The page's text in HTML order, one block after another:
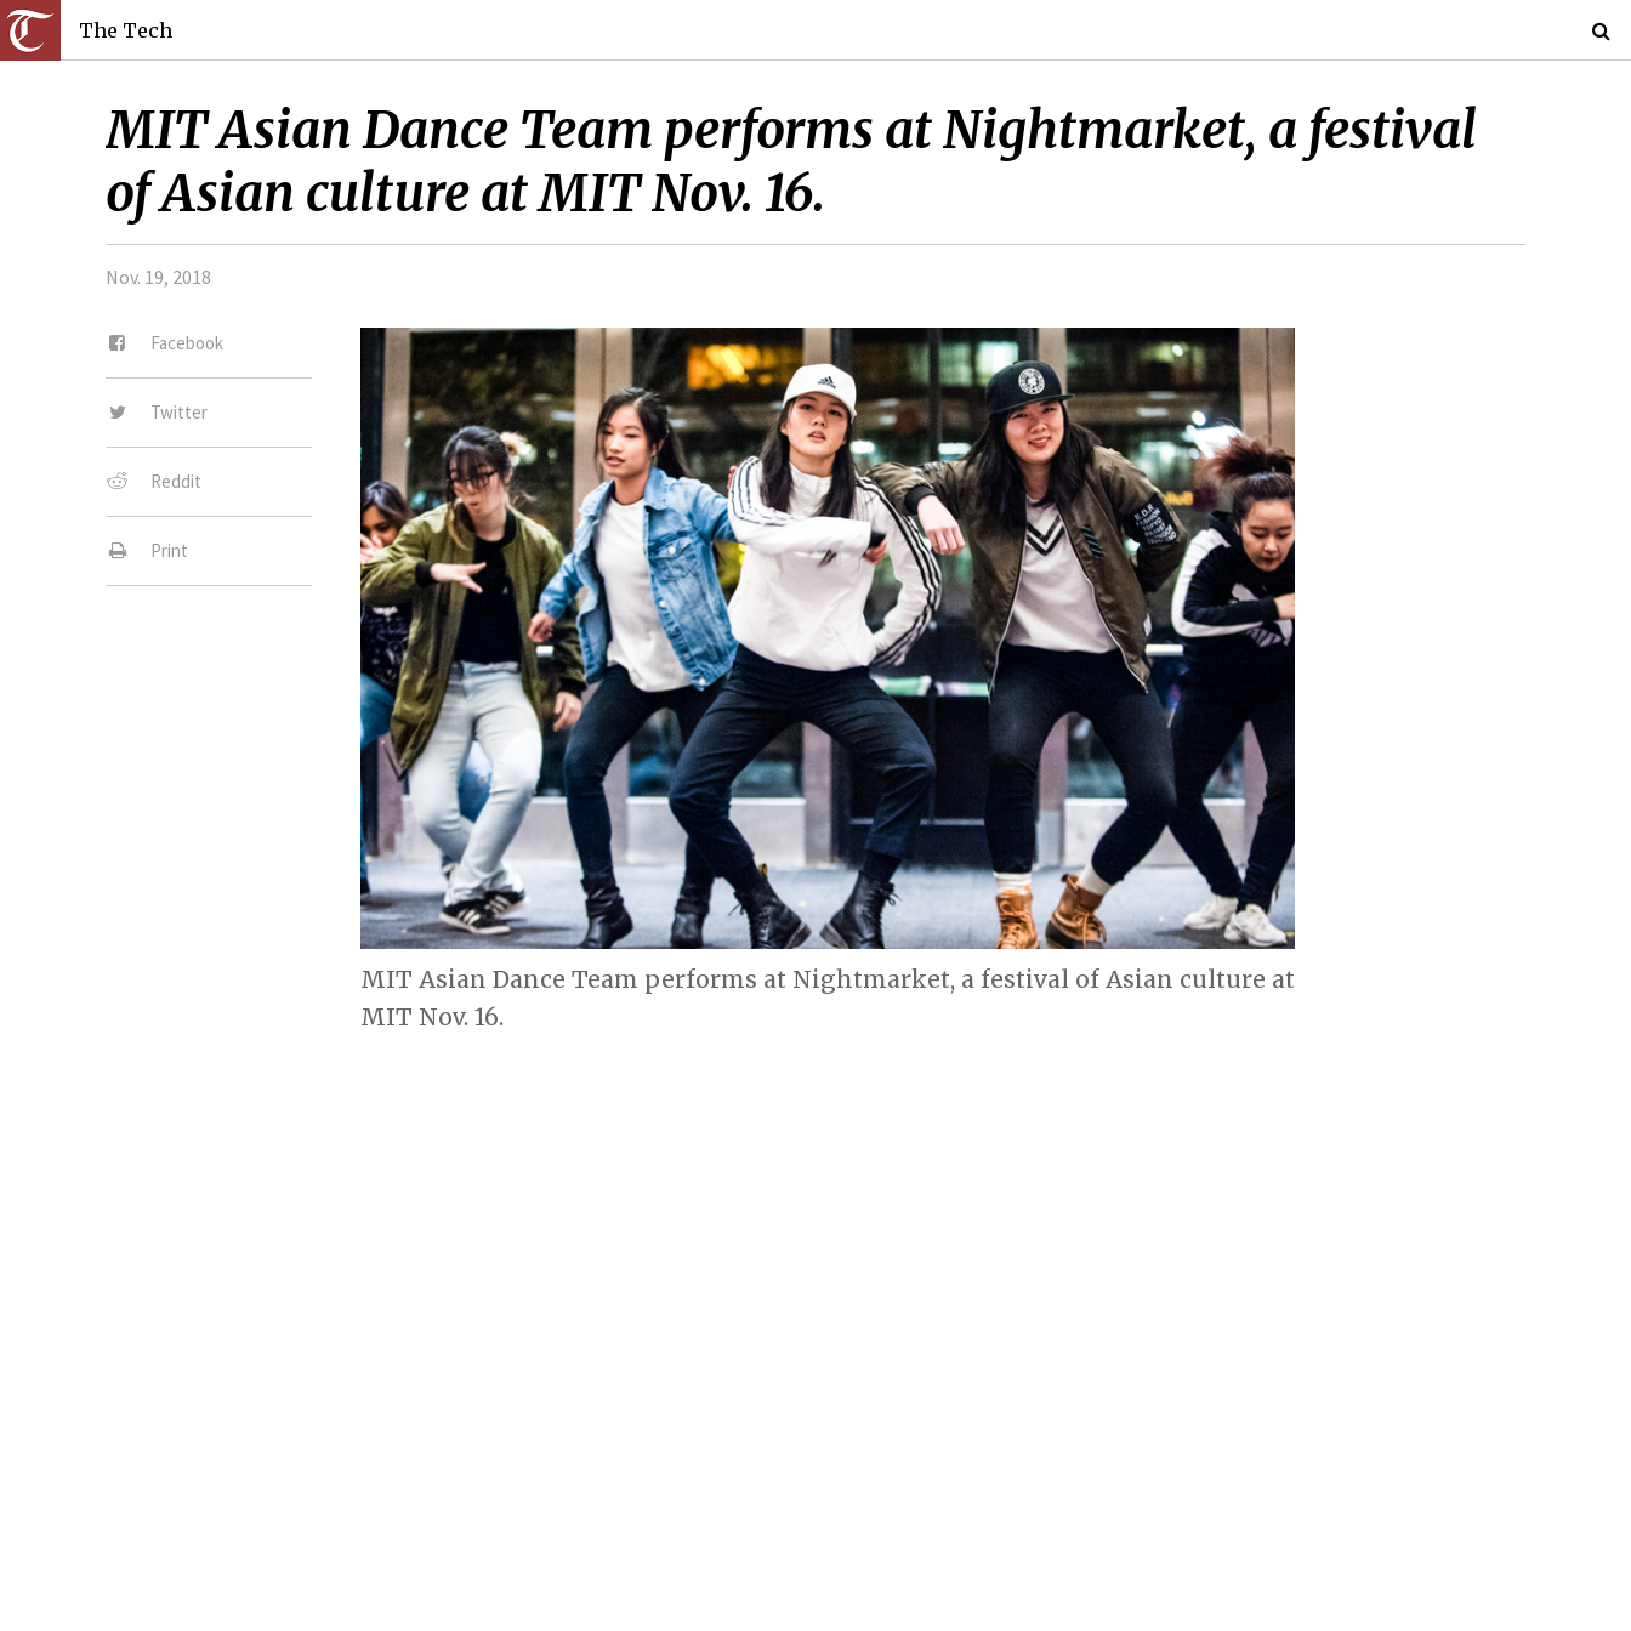
The Tech
MIT Asian Dance Team performs at Nightmarket, a festival
of Asian culture at MIT Nov. 16.
Nov. 19, 2018
Facebook
Twitter
Reddit
Print
MIT Asian Dance Team performs at Nightmarket, a festival of Asian culture at
MIT Nov. 16.